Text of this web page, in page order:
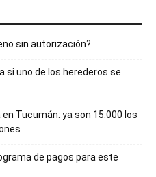
sin autorización?
si uno de los herederos se
en Tucumán: ya son 15.000 los
de pagos para este